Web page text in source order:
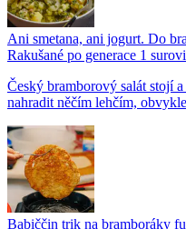
Ani smetana, ani jogurt. Do
Rakušané po generace 1
Český bramborový salát stojí
nahradit něčím lehčím,
Babiččin trik na bramboráky